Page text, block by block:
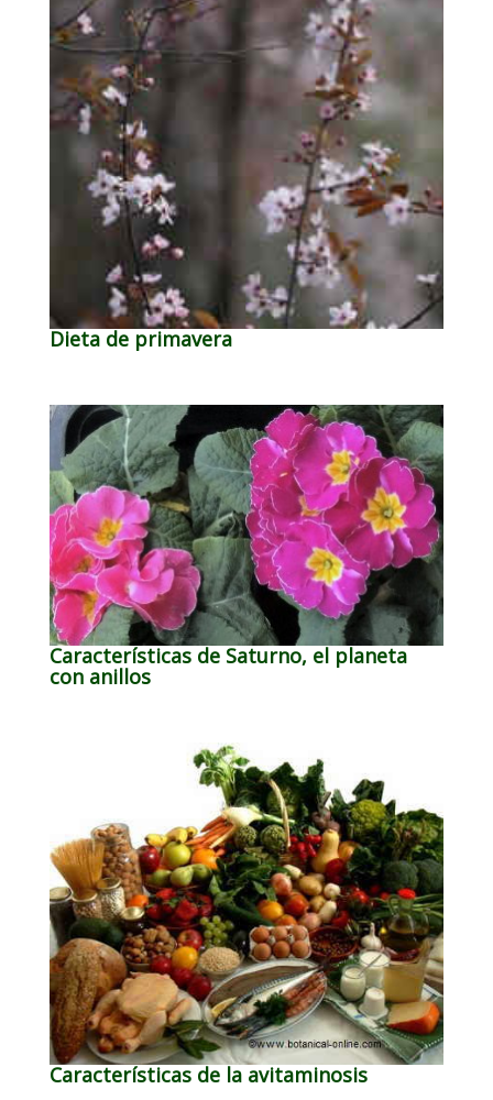
Dieta de primavera
Características de Saturno, el planeta
con anillos
Características de la avitaminosis